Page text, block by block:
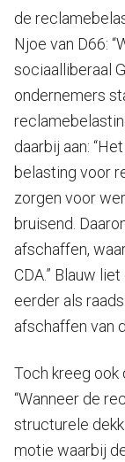
de
Njoe van D66:
sociaalliberaal
ondernemers
daarbij aan:
belasting voor
zorgen voor
bruisend.
afschaffen,
CDA.” Blauw
eerder als
afschaffen van
Toch kreeg ook
“Wanneer de
structurele
motie waarbij